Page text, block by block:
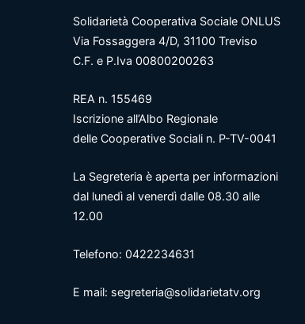
Solidarietà Cooperativa Sociale ONLUS
Via Fossaggera 4/D, 31100 Treviso
C.F. e P.Iva 00800200263
REA n. 155469
Iscrizione all’Albo Regionale
delle Cooperative Sociali n. P-TV-0041
La Segreteria è aperta per informazioni
dal lunedì al venerdì dalle 08.30 alle
12.00
Telefono: 0422234631
E mail: segreteria@solidarietatv.org